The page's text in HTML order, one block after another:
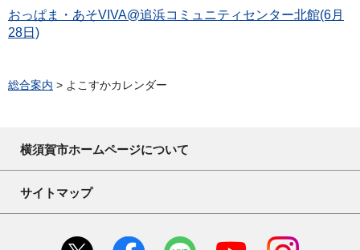
おっぱま・あそVIVA@追浜コミュニティセンター北館(6月
28日)
総合案内 > よこすかカレンダー
横須賀市ホームページについて
サイトマップ